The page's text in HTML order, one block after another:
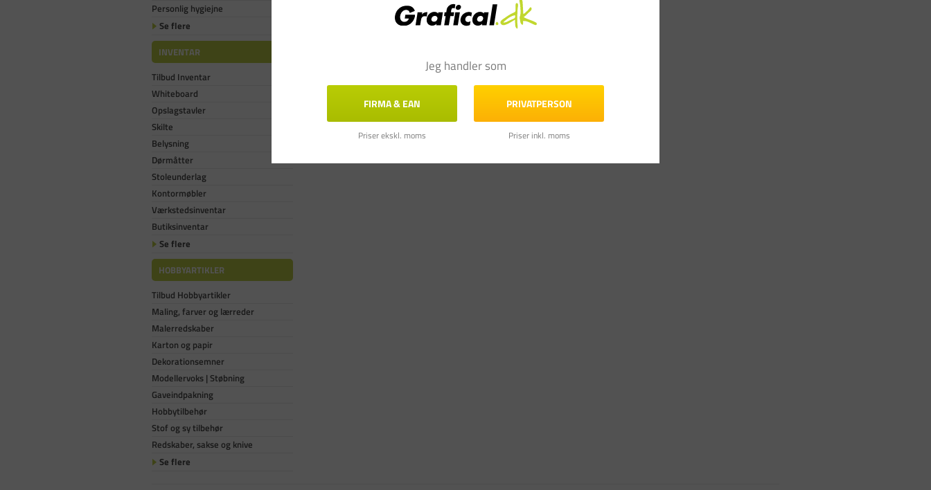
Personlig hygiejne
Se flere
INVENTAR
Tilbud Inventar
Whiteboard
Opslagstavler
Skilte
Belysning
Dørmåtter
Stoleunderlag
Kontormøbler
Værkstedsinventar
Butiksinventar
Se flere
HOBBYARTIKLER
Tilbud Hobbyartikler
Maling, farver og lærreder
Malerredskaber
Karton og papir
Dekorationsemner
Modellervoks | Støbning
Gaveindpakning
Hobbytilbehør
Stof og sy tilbehør
Redskaber, sakse og knive
Se flere
Jeg handler som
FIRMA & EAN
Priser ekskl. moms
PRIVATPERSON
Priser inkl. moms